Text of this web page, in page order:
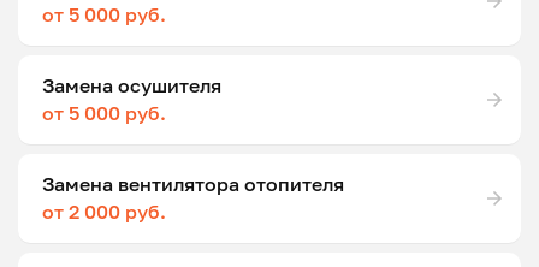
от 5 000 руб.
Замена осушителя
от 5 000 руб.
Замена вентилятора отопителя
от 2 000 руб.